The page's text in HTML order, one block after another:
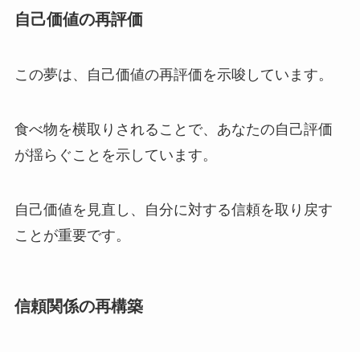
自己価値の再評価
この夢は、自己価値の再評価を示唆しています。
食べ物を横取りされることで、あなたの自己評価
が揺らぐことを示しています。
自己価値を見直し、自分に対する信頼を取り戻す
ことが重要です。
信頼関係の再構築